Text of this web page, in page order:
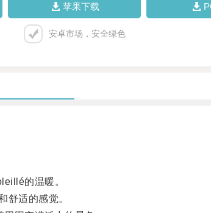
苹果下载
安卓市场，安全绿色
的温暖。
适的感觉。